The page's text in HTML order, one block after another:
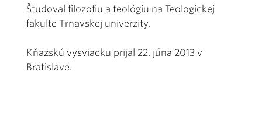
Študoval filozofiu a teológiu na Teologickej
fakulte Trnavskej univerzity.
Kňazskú vysviacku prijal 22. júna 2013 v
Bratislave.